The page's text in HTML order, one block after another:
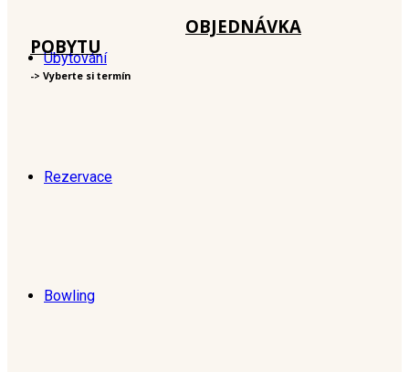
Ubytování
Rezervace
Bowling
OBJEDNÁVKA
POBYTU
-> Vyberte si termín